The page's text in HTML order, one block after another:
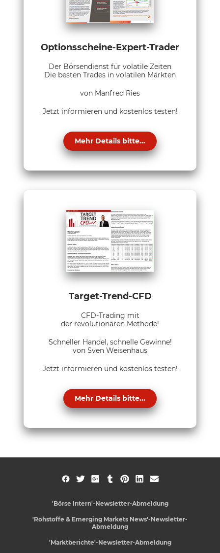
Optionsscheine-Expert-Trader
Der Börsendienst für volatile Zeiten
Die besten Trades in volatilen Märkten
von Manfred Ries
Jetzt informieren und kostenlos testen!
Mehr Details bitte...
Target-Trend-CFD
CFD-Trading mit
der revolutionären Methode!
Schneller Handel, schnelle Gewinne!
von Sven Weisenhaus
Jetzt informieren und kostenlos testen!
Mehr Details bitte...
'Börse Intern'-Newsletter-Abmeldung
'Rohstoffe & Emerging Markets News'-Newsletter-
Abmeldung
'Marktberichte'-Newsletter-Abmeldung